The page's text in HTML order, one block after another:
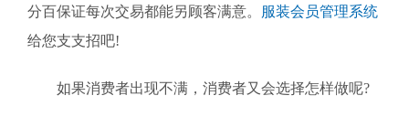
分百保证每次交易都能另顾客满意。
服装会员管理系统
给您支支招吧!
如果消费者出现不满，消费者又会选择怎样做呢?